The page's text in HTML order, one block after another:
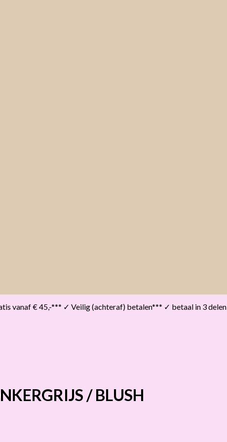
vanaf € 45,-*** ✓ Veilig (achteraf) betalen*** ✓ betaal in 3 delen
/ BLUSH